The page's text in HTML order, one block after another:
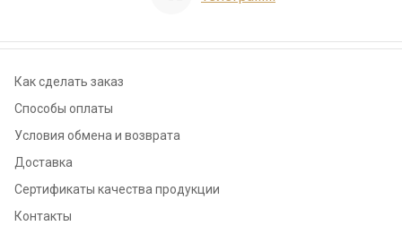
Как сделать заказ
Способы оплаты
Условия обмена и возврата
Доставка
Сертификаты качества продукции
Контакты